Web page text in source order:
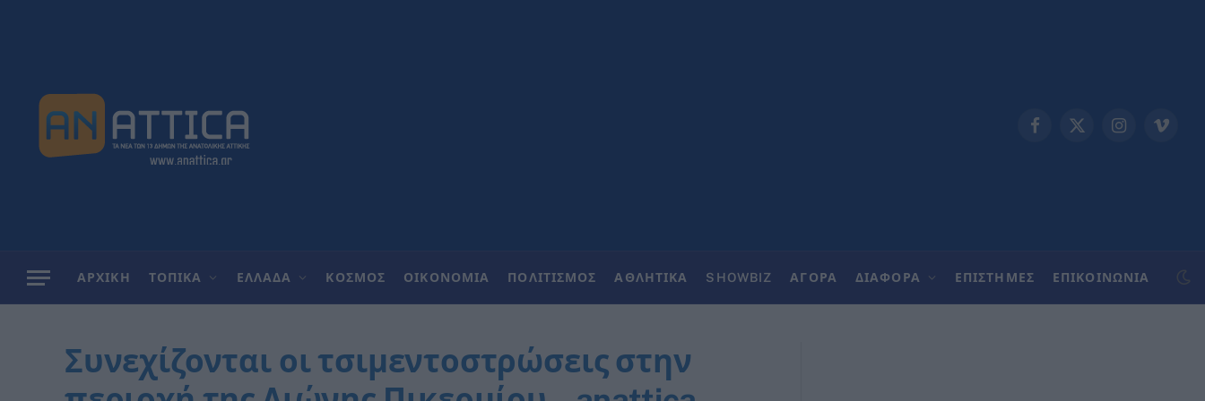
Facebook
X
InstagramVimeo
ΑΡΧΙΚΗ ΤΟΠΙΚΑ ΕΛΛΑΔΑ ΚΟΣΜΟΣ ΟΙΚΟΝΟΜΙΑ ΠΟΛΙΤΙΣΜΟΣ ΑΘΛΗΤΙΚΑ SHOWBIZ ΑΓΟΡΑ ΔΙΑΦΟΡΑ ΕΠΙΣΤΗΜΕΣ ΕΠΙΚΟΙΝΩΝΊΑ
Συνεχίζονται οι τσιμεντοστρώσεις στην